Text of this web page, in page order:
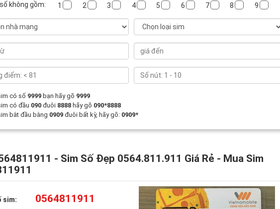
không gồm: 1 2 3 4 5 6 7 8 9
có số 9999 bạn hãy gõ 9999
có đầu 090đuôi 8888 hãy gõ 090*8888
bắt đầu bằng 0909 đuôi bất kỳ, hãy gõ: 0909*
- Sim Số Đẹp 0564.811.911 Giá Rẻ - Mua Sim
sim: 0564811911